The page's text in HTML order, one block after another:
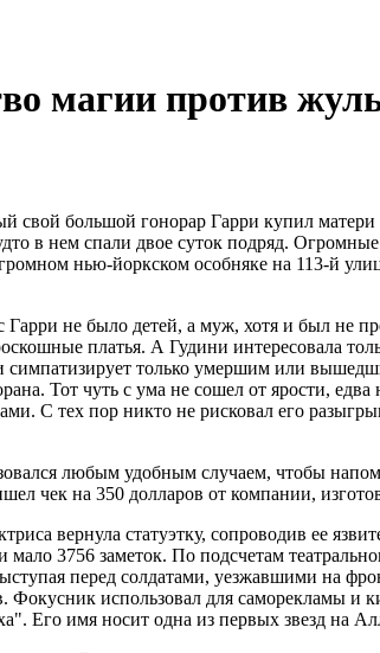
магии против
свой большой гонорар Гарри купил
в нем спали двое суток подряд.
нью-йоркском особняке на 113-й
не было детей, а муж, хотя и был не
платья. А Гудини интересовала
только умершим или
Тот чуть с ума не сошел от ярости,
С тех пор никто не рисковал его
любым удобным случаем, чтобы
чек на 350 долларов от компании,
вернула статуэтку, сопроводив ее
3756 заметок. По подсчетам
перед солдатами, уезжавшими на
Фокусник использовал для саморекламы
Его имя носит одна из первых звезд на